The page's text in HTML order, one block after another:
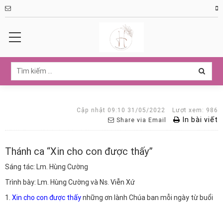
Cập nhật 09:10 31/05/2022
Lượt xem: 986
Share via Email
In bài viết
Thánh ca “Xin cho con được thấy”
Sáng tác: Lm. Hùng Cường
Trình bày: Lm. Hùng Cường và Ns. Viễn Xứ
1. Xin cho con được thấynhững ơn lành Chúa ban mỗi ngày từ buổi